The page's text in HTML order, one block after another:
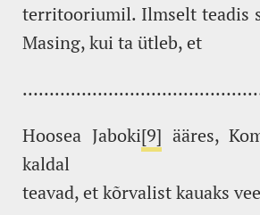
territooriumil. Ilmselt teadis
Masing, kui ta ütleb, et
Hoosea Jaboki[9] ääres,
kaldal
teavad, et kõrvalist kauaks